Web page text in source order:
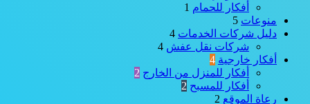
أفكار للحمام 1
منوعات 5
دليل شركات الخدمات 4
شركات نقل عفش 4
أفكار خارجية 4
أفكار للمنزل من الخارج 2
أفكار للمسبح 2
رعاة الموقع 2